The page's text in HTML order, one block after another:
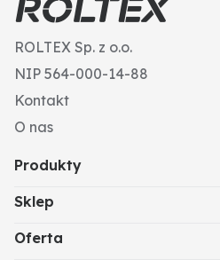
ROLTEX Sp. z o.o.
NIP 564-000-14-88
Kontakt
O nas
Produkty
Sklep
Oferta